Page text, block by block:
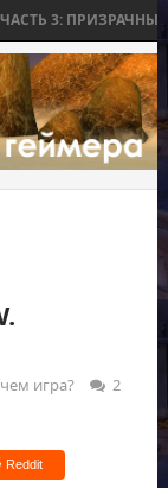
ПРИЗРАЧНЫЕ
игра?
2
Reddit